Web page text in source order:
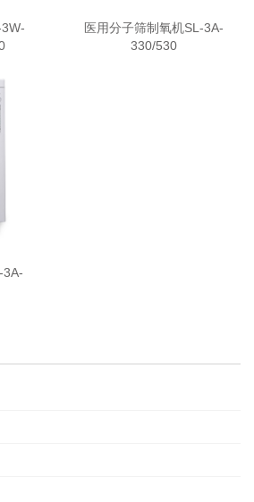
医用分子筛制氧机SL-3A-
330/530
3A-